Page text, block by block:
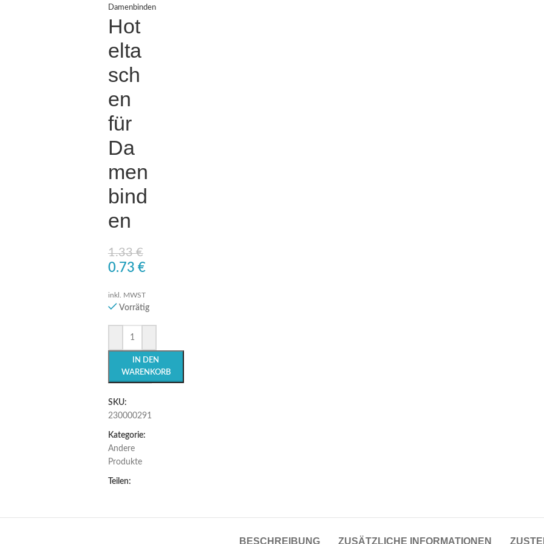
Damenbinden
Hot
elta
sch
en
für
Da
men
bind
en
1.33€
0.73 €
inkl. MWST
Vorrätig
IN DEN
WARENKORB
SKU:
230000291
Kategorie:
Andere
Produkte
Teilen:
BESCHREIBUNG ZUSÄTZLICHE INFORMATIONEN